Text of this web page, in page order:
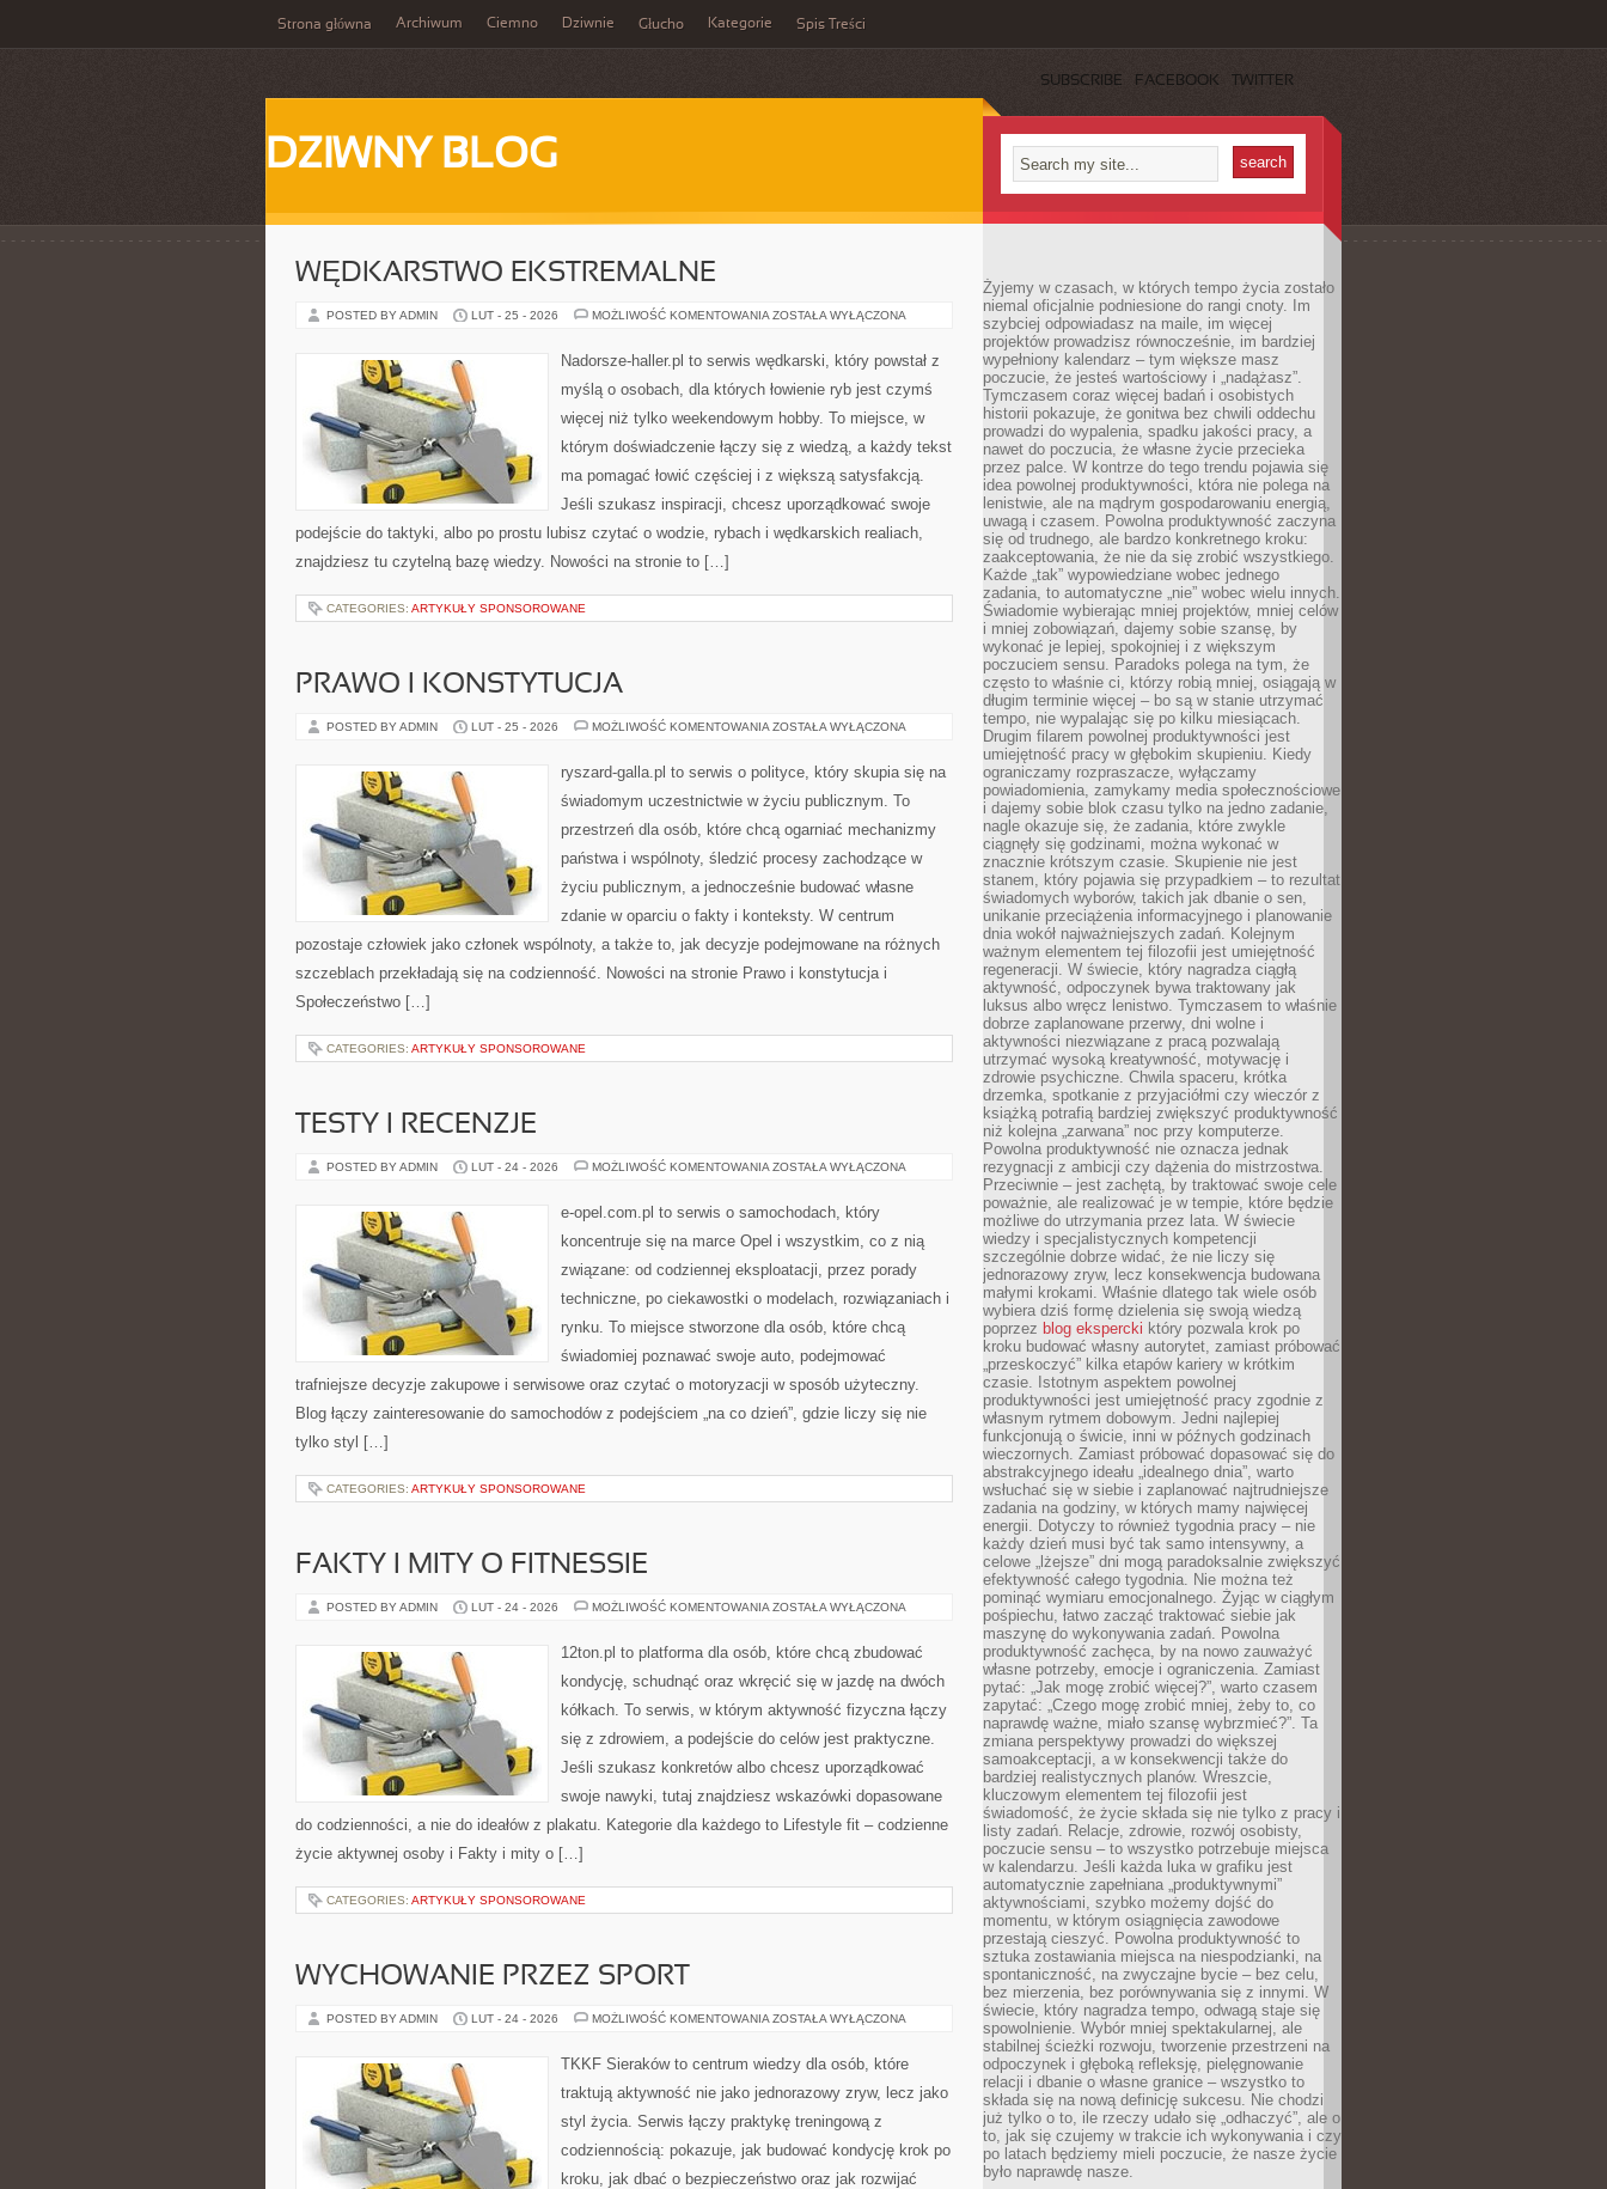
Strona główna Archiwum Ciemno Dziwnie Głucho Kategorie Spis Treści
SUBSCRIBE FACEBOOK TWITTER
DZIWNY BLOG
WĘDKARSTWO EKSTREMALNE
POSTED BY ADMIN LUT - 25 - 2026 MOŻLIWOŚĆ KOMENTOWANIA WĘDKARSTWO
ZOSTAŁA WYŁĄCZONA
Nadorsze-haller.pl to serwis wędkarski, który powstał z
myślą o osobach, dla których łowienie ryb jest czymś
więcej niż tylko weekendowym hobby. To miejsce, w
którym doświadczenie łączy się z wiedzą, a każdy tekst
ma pomagać łowić częściej i z większą satysfakcją.
Jeśli szukasz inspiracji, chcesz uporządkować swoje
podejście do taktyki, albo po prostu lubisz czytać o wodzie, rybach i wędkarskich realiach,
znajdziesz tu czytelną bazę wiedzy. Nowości na stronie to […]
CATEGORIES: ARTYKUŁY SPONSOROWANE
PRAWO I KONSTYTUCJA
POSTED BY ADMIN LUT - 25 - 2026 MOŻLIWOŚĆ KOMENTOWANIA PRAWO
ZOSTAŁA WYŁĄCZONA
ryszard-galla.pl to serwis o polityce, który skupia się na
świadomym uczestnictwie w życiu publicznym. To
przestrzeń dla osób, które chcą ogarniać mechanizmy
państwa i wspólnoty, śledzić procesy zachodzące w
życiu publicznym, a jednocześnie budować własne
zdanie w oparciu o fakty i konteksty. W centrum
pozostaje człowiek jako członek wspólnoty, a także to, jak decyzje podejmowane na różnych
szczeblach przekładają się na codzienność. Nowości na stronie Prawo i konstytucja i
Społeczeństwo […]
CATEGORIES: ARTYKUŁY SPONSOROWANE
TESTY I RECENZJE
POSTED BY ADMIN LUT - 24 - 2026 MOŻLIWOŚĆ KOMENTOWANIA TESTY
ZOSTAŁA WYŁĄCZONA
e-opel.com.pl to serwis o samochodach, który
koncentruje się na marce Opel i wszystkim, co z nią
związane: od codziennej eksploatacji, przez porady
techniczne, po ciekawostki o modelach, rozwiązaniach i
rynku. To miejsce stworzone dla osób, które chcą
świadomiej poznawać swoje auto, podejmować
trafniejsze decyzje zakupowe i serwisowe oraz czytać o motoryzacji w sposób użyteczny.
Blog łączy zainteresowanie do samochodów z podejściem „na co dzień”, gdzie liczy się nie
tylko styl […]
CATEGORIES: ARTYKUŁY SPONSOROWANE
FAKTY I MITY O FITNESSIE
POSTED BY ADMIN LUT - 24 - 2026 MOŻLIWOŚĆ KOMENTOWANIA FAKTY
O
FITNESSIE
ZOSTAŁA WYŁĄCZONA
12ton.pl to platforma dla osób, które chcą zbudować
kondycję, schudnąć oraz wkręcić się w jazdę na dwóch
kółkach. To serwis, w którym aktywność fizyczna łączy
się z zdrowiem, a podejście do celów jest praktyczne.
Jeśli szukasz konkretów albo chcesz uporządkować
swoje nawyki, tutaj znajdziesz wskazówki dopasowane
do codzienności, a nie do ideałów z plakatu. Kategorie dla każdego to Lifestyle fit – codzienne
życie aktywnej osoby i Fakty i mity o […]
CATEGORIES: ARTYKUŁY SPONSOROWANE
WYCHOWANIE PRZEZ SPORT
POSTED BY ADMIN LUT - 24 - 2026 MOŻLIWOŚĆ KOMENTOWANIA WYCHOWANIE
ZOSTAŁA WYŁĄCZONA
TKKF Sieraków to centrum wiedzy dla osób, które
traktują aktywność nie jako jednorazowy zryw, lecz jako
styl życia. Serwis łączy praktykę treningową z
codziennością: pokazuje, jak budować kondycję krok po
kroku, jak dbać o bezpieczeństwo oraz jak rozwijać
Żyjemy w czasach, w których tempo życia zostało
niemal oficjalnie podniesione do rangi cnoty. Im
szybciej odpowiadasz na maile, im więcej
projektów prowadzisz równocześnie, im bardziej
wypełniony kalendarz – tym większe masz
poczucie, że jesteś wartościowy i „nadążasz”.
Tymczasem coraz więcej badań i osobistych
historii pokazuje, że gonitwa bez chwili oddechu
prowadzi do wypalenia, spadku jakości pracy, a
nawet do poczucia, że własne życie przecieka
przez palce. W kontrze do tego trendu pojawia się
idea powolnej produktywności, która nie polega na
lenistwie, ale na mądrym gospodarowaniu energią,
uwagą i czasem. Powolna produktywność zaczyna
się od trudnego, ale bardzo konkretnego kroku:
zaakceptowania, że nie da się zrobić wszystkiego.
Każde „tak” wypowiedziane wobec jednego
zadania, to automatyczne „nie” wobec wielu innych.
Świadomie wybierając mniej projektów, mniej celów
i mniej zobowiązań, dajemy sobie szansę, by
wykonać je lepiej, spokojniej i z większym
poczuciem sensu. Paradoks polega na tym, że
często to właśnie ci, którzy robią mniej, osiągają w
długim terminie więcej – bo są w stanie utrzymać
tempo, nie wypalając się po kilku miesiącach.
Drugim filarem powolnej produktywności jest
umiejętność pracy w głębokim skupieniu. Kiedy
ograniczamy rozpraszacze, wyłączamy
powiadomienia, zamykamy media społecznościowe
i dajemy sobie blok czasu tylko na jedno zadanie,
nagle okazuje się, że zadania, które zwykle
ciągnęły się godzinami, można wykonać w
znacznie krótszym czasie. Skupienie nie jest
stanem, który pojawia się przypadkiem – to rezultat
świadomych wyborów, takich jak dbanie o sen,
unikanie przeciążenia informacyjnego i planowanie
dnia wokół najważniejszych zadań. Kolejnym
ważnym elementem tej filozofii jest umiejętność
regeneracji. W świecie, który nagradza ciągłą
aktywność, odpoczynek bywa traktowany jak
luksus albo wręcz lenistwo. Tymczasem to właśnie
dobrze zaplanowane przerwy, dni wolne i
aktywności niezwiązane z pracą pozwalają
utrzymać wysoką kreatywność, motywację i
zdrowie psychiczne. Chwila spaceru, krótka
drzemka, spotkanie z przyjaciółmi czy wieczór z
książką potrafią bardziej zwiększyć produktywność
niż kolejna „zarwana” noc przy komputerze.
Powolna produktywność nie oznacza jednak
rezygnacji z ambicji czy dążenia do mistrzostwa.
Przeciwnie – jest zachętą, by traktować swoje cele
poważnie, ale realizować je w tempie, które będzie
możliwe do utrzymania przez lata. W świecie
wiedzy i specjalistycznych kompetencji
szczególnie dobrze widać, że nie liczy się
jednorazowy zryw, lecz konsekwencja budowana
małymi krokami. Właśnie dlatego tak wiele osób
wybiera dziś formę dzielenia się swoją wiedzą
poprzez blog ekspercki który pozwala krok po
kroku budować własny autorytet, zamiast próbować
„przeskoczyć” kilka etapów kariery w krótkim
czasie. Istotnym aspektem powolnej
produktywności jest umiejętność pracy zgodnie z
własnym rytmem dobowym. Jedni najlepiej
funkcjonują o świcie, inni w późnych godzinach
wieczornych. Zamiast próbować dopasować się do
abstrakcyjnego ideału „idealnego dnia”, warto
wsłuchać się w siebie i zaplanować najtrudniejsze
zadania na godziny, w których mamy najwięcej
energii. Dotyczy to również tygodnia pracy – nie
każdy dzień musi być tak samo intensywny, a
celowe „lżejsze” dni mogą paradoksalnie zwiększyć
efektywność całego tygodnia. Nie można też
pominąć wymiaru emocjonalnego. Żyjąc w ciągłym
pośpiechu, łatwo zacząć traktować siebie jak
maszynę do wykonywania zadań. Powolna
produktywność zachęca, by na nowo zauważyć
własne potrzeby, emocje i ograniczenia. Zamiast
pytać: „Jak mogę zrobić więcej?”, warto czasem
zapytać: „Czego mogę zrobić mniej, żeby to, co
naprawdę ważne, miało szansę wybrzmieć?”. Ta
zmiana perspektywy prowadzi do większej
samoakceptacji, a w konsekwencji także do
bardziej realistycznych planów. Wreszcie,
kluczowym elementem tej filozofii jest
świadomość, że życie składa się nie tylko z pracy i
listy zadań. Relacje, zdrowie, rozwój osobisty,
poczucie sensu – to wszystko potrzebuje miejsca
w kalendarzu. Jeśli każda luka w grafiku jest
automatycznie zapełniana „produktywnymi”
aktywnościami, szybko możemy dojść do
momentu, w którym osiągnięcia zawodowe
przestają cieszyć. Powolna produktywność to
sztuka zostawiania miejsca na niespodzianki, na
spontaniczność, na zwyczajne bycie – bez celu,
bez mierzenia, bez porównywania się z innymi. W
świecie, który nagradza tempo, odwagą staje się
spowolnienie. Wybór mniej spektakularnej, ale
stabilnej ścieżki rozwoju, tworzenie przestrzeni na
odpoczynek i głęboką refleksję, pielęgnowanie
relacji i dbanie o własne granice – wszystko to
składa się na nową definicję sukcesu. Nie chodzi
już tylko o to, ile rzeczy udało się „odhaczyć”, ale o
to, jak się czujemy w trakcie ich wykonywania i czy
po latach będziemy mieli poczucie, że nasze życie
było naprawdę nasze.